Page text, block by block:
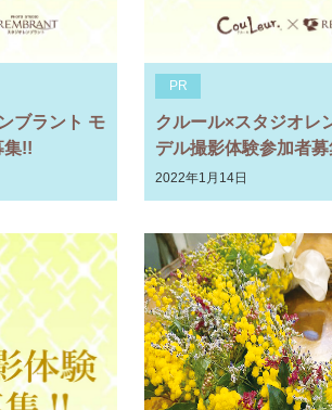
ブラント モ
集!!
PR
クルール×スタジオレ
デル撮影体験参加者
2022年1月14日